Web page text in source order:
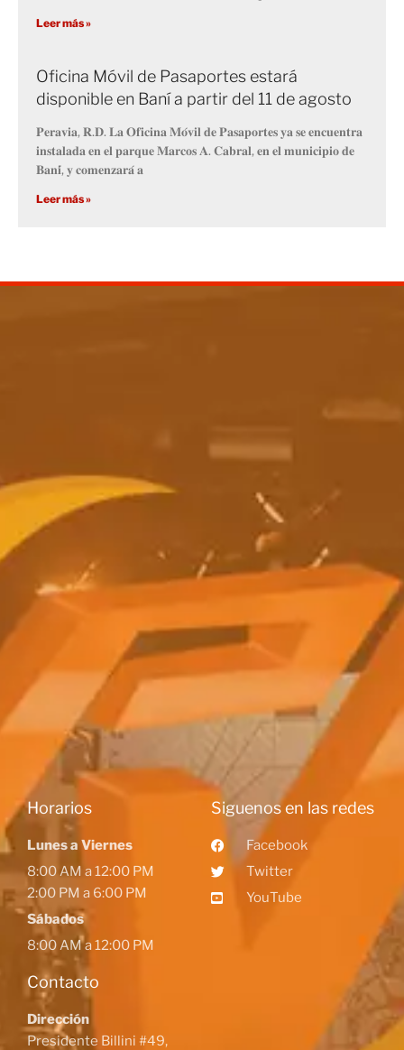
Leer más »
Oficina Móvil de Pasaportes estará
disponible en Baní a partir del 11 de agosto
𝐏𝐞𝐫𝐚𝐯𝐢𝐚, 𝐑.𝐃. 𝐋𝐚 𝐎𝐟𝐢𝐜𝐢𝐧𝐚 𝐌𝐨́𝐯𝐢𝐥 𝐝𝐞 𝐏𝐚𝐬𝐚𝐩𝐨𝐫𝐭𝐞𝐬 𝐲𝐚 𝐬𝐞 𝐞𝐧𝐜𝐮𝐞𝐧𝐭𝐫𝐚
𝐢𝐧𝐬𝐭𝐚𝐥𝐚𝐝𝐚 𝐞𝐧 𝐞𝐥 𝐩𝐚𝐫𝐪𝐮𝐞 𝐌𝐚𝐫𝐜𝐨𝐬 𝐀. 𝐂𝐚𝐛𝐫𝐚𝐥, 𝐞𝐧 𝐞𝐥 𝐦𝐮𝐧𝐢𝐜𝐢𝐩𝐢𝐨 𝐝𝐞
𝐁𝐚𝐧𝐢́, 𝐲 𝐜𝐨𝐦𝐞𝐧𝐳𝐚𝐫𝐚́ 𝐚
Leer más »
Horarios
Lunes a Viernes
8:00 AM a 12:00 PM
2:00 PM a 6:00 PM
Sábados
8:00 AM a 12:00 PM
Contacto
Dirección
Presidente Billini #49,
Siguenos en las redes
Facebook
Twitter
YouTube